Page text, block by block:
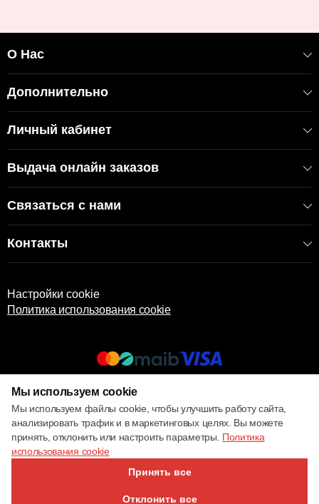
О Нас
Дополнительно
Личный кабинет
Выдача онлайн заказов
Связаться с нами
Контакты
Настройки cookie
Политика использования cookie
© 2017 – 2026 ECOM
Мы используем cookie
Мы используем файлы cookie, чтобы улучшить работу сайта,
анализировать трафик и в маркетинговых целях. Вы можете
принять, отклонить или настроить параметры. Политика
использования cookie
Принять все
Отклонить все